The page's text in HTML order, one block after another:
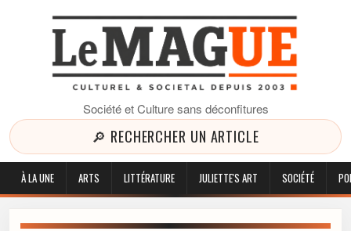
Société et Culture sans déconfitures
🔎 RECHERCHER UN ARTICLE
À LA UNE ARTS LITTÉRATURE JULIETTE'S ART SOCIÉTÉ